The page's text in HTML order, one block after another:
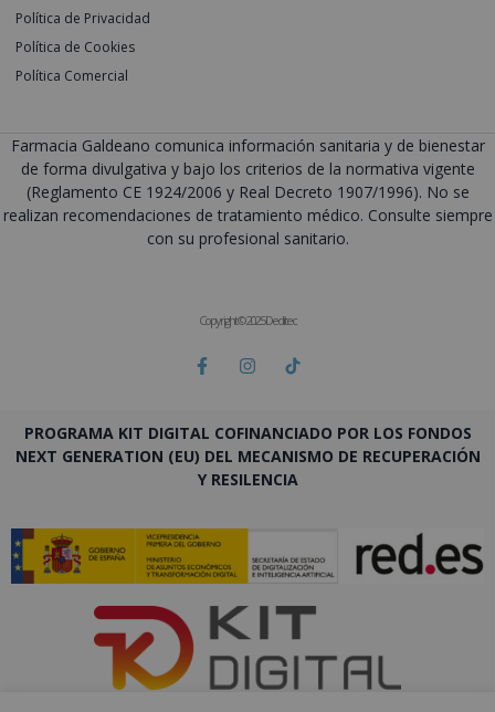
Política de Privacidad
Política de Cookies
Política Comercial
Farmacia Galdeano comunica información sanitaria y de bienestar
de forma divulgativa y bajo los criterios de la normativa vigente
(Reglamento CE 1924/2006 y Real Decreto 1907/1996). No se
realizan recomendaciones de tratamiento médico. Consulte siempre
con su profesional sanitario.
Copyright © 2025 Deditec
PROGRAMA KIT DIGITAL COFINANCIADO POR LOS FONDOS
NEXT GENERATION (EU) DEL MECANISMO DE RECUPERACIÓN
Y RESILENCIA